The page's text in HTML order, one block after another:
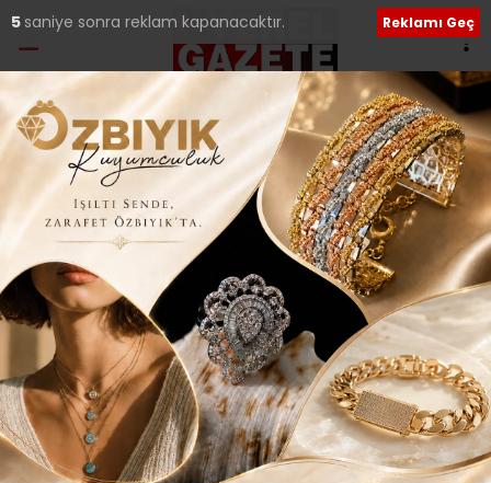
Neval Kütük
e-posta:nevalkutuk77@gmail.com
4 saniye sonra reklam kapanacaktır. Reklamı Geç